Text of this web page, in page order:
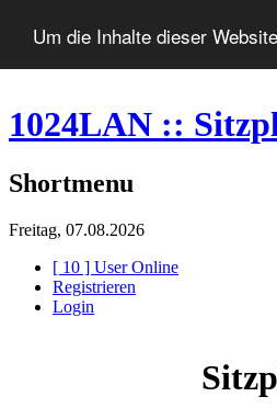
Um die Inhalte dieser
1024LAN ::
Shortmenu
Freitag, 07.08.2026
[ 10 ] User Online
Registrieren
Login